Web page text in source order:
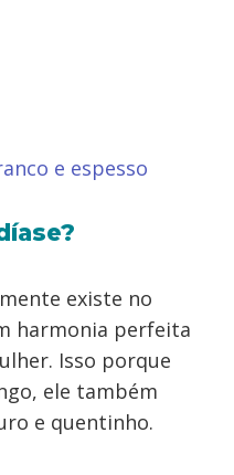
e espesso
existe no
harmonia perfeita
Isso porque
ele também
e quentinho.